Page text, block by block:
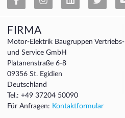
FIRMA
Motor-Elektrik Baugruppen Vertriebs-
und Service GmbH
Platanenstraße 6-8
09356 St. Egidien
Deutschland
Tel.: +49 37204 50090
Für Anfragen: Kontaktformular